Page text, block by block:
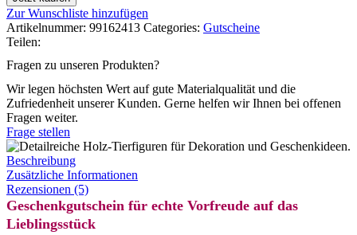
Zur Wunschliste hinzufügen
Artikelnummer: 99162413 Categories: Gutscheine
Teilen:
Fragen zu unseren Produkten?
Wir legen höchsten Wert auf gute Materialqualität und die
Zufriedenheit unserer Kunden. Gerne helfen wir Ihnen bei offenen
Fragen weiter.
Frage stellen
Beschreibung
Zusätzliche Informationen
Rezensionen (5)
Geschenkgutschein für echte Vorfreude auf das
Lieblingsstück